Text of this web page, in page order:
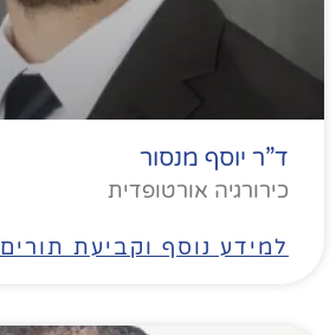
ד”ר יוסף מנסור
כירורגיה אורטופדית
למידע נוסף וקביעת תורים »